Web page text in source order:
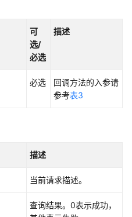
可
选/
必选
描述
必选
回调方法的入参请
参考表3
描述
当前请求描述。
查询结果。0表示成功，